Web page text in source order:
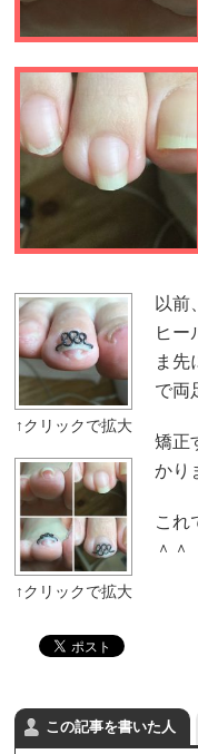
以前
ヒー
ま先
で両
矯正
かり
これ
＾＾
この記事を書いた人